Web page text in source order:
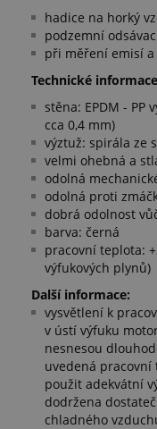
hadice na horký
podzemní
při měření emisí
Technické
stěna: EPDM - PP
cca 0,4 mm)
výztuž: spirála ze
velmi ohebná a
odolná
odolná proti
dobrá odolnost
barva: černá
pracovní teplota:
výfukových plynů)
Další informace:
vysvětlení k
v ústí výfuku
nesnesou
uvedená pracovní
použit adekvátní
dodržena
chladného